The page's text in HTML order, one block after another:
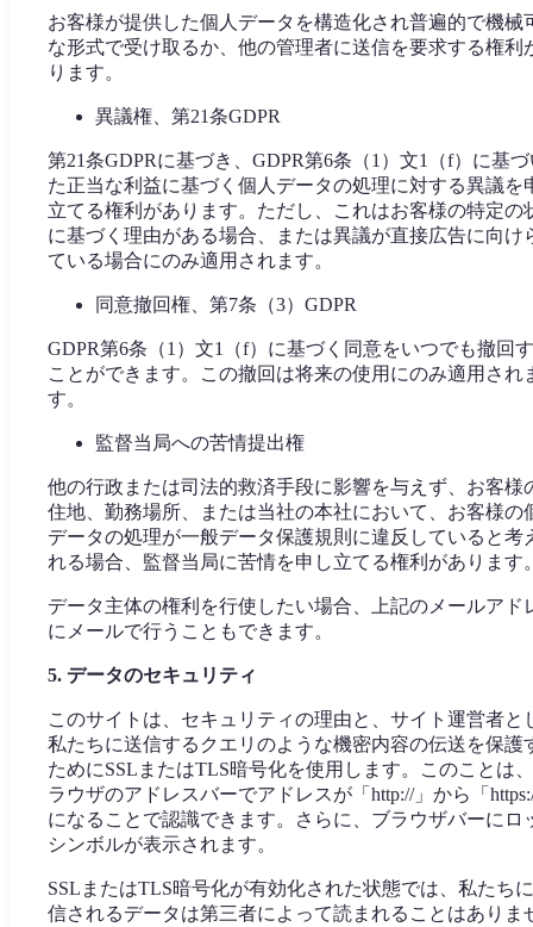
お客様が提供した個人データを構造化され普遍的で機械
な形式で受け取るか、他の管理者に送信を要求する権利
ります。
異議権、第21条GDPR
第21条GDPRに基づき、GDPR第6条（1）文1（f）に基
た正当な利益に基づく個人データの処理に対する異議を
立てる権利があります。ただし、これはお客様の特定の
に基づく理由がある場合、または異議が直接広告に向け
ている場合にのみ適用されます。
同意撤回権、第7条（3）GDPR
GDPR第6条（1）文1（f）に基づく同意をいつでも撤回
ことができます。この撤回は将来の使用にのみ適用され
す。
監督当局への苦情提出権
他の行政または司法的救済手段に影響を与えず、お客様
住地、勤務場所、または当社の本社において、お客様の
データの処理が一般データ保護規則に違反していると考
れる場合、監督当局に苦情を申し立てる権利があります
データ主体の権利を行使したい場合、上記のメールアド
にメールで行うこともできます。
5. データのセキュリティ
このサイトは、セキュリティの理由と、サイト運営者と
私たちに送信するクエリのような機密内容の伝送を保護
ためにSSLまたはTLS暗号化を使用します。このことは
ラウザのアドレスバーでアドレスが「http://」から「
になることで認識できます。さらに、ブラウザバーにロ
シンボルが表示されます。
SSLまたはTLS暗号化が有効化された状態では、私たち
信されるデータは第三者によって読まれることはありま